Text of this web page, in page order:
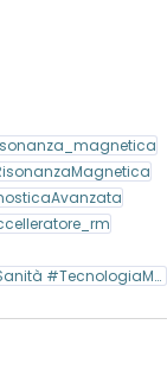
#IntelligenzaArtificiale #AIinSanità #TecnologiaMedica #InnovazioneDigitale #SanitàDigitale